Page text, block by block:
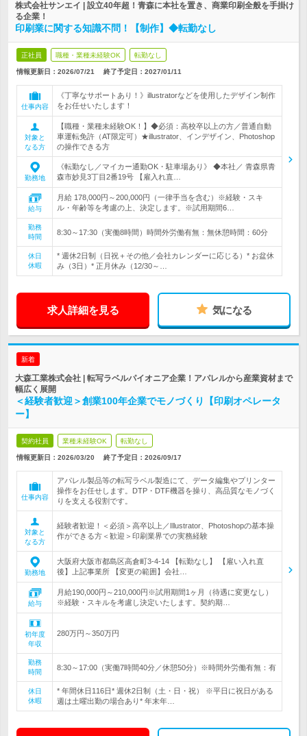
株式会社サンエイ | 設立40年超！青森に本社を置き、商業印刷全般を手掛け
る企業！
印刷業に関する知識不問！【制作】◆転勤なし
正社員 職種・業種未経験OK 転勤なし
情報更新日：2026/07/21 終了予定日： 2027/01/11
仕事内容
《丁寧なサポートあり！》illustratorなどを使用したデザイン制作
をお任せいたします！
対象と
なる方
【職種・業種未経験OK！】◆必須：高校卒以上の方／普通自動
車運転免許（AT限定可）★illustrator、インデザイン、Photoshop
の操作できる方
勤務地
《転勤なし／マイカー通勤OK・駐車場あり》 ◆本社／ 青森県青
森市妙見3丁目2番19号 【雇入れ直…
給与
月給 178,000円～200,000円（一律手当を含む）※経験・スキ
ル・年齢等を考慮の上、決定します。※試用期間6…
勤務
時間
8:30～17:30（実働8時間）時間外労働有無：無休憩時間：60分
休日
休暇
* 週休2日制（日祝＋その他／会社カレンダーに応じる）* お盆休
み（3日）* 正月休み（12/30～…
求人詳細を見る 気になる
新着
大森工業株式会社 | 転写ラベルパイオニア企業！アパレルから産業資材まで
幅広く展開
＜経験者歓迎＞創業100年企業でモノづくり【印刷オペレータ
ー】
契約社員 業種未経験OK 転勤なし
情報更新日：2026/03/20 終了予定日： 2026/09/17
仕事内容
アパレル製品等の転写ラベル製造にて、データ編集やプリンター
操作をお任せします。DTP・DTF機器を操り、高品質なモノづく
りを支える役割です。
対象と
なる方
経験者歓迎！＜必須＞高卒以上／Illustrator、Photoshopの基本操
作ができる方＜歓迎＞印刷業界での実務経験
勤務地
大阪府大阪市都島区高倉町3-4-14 【転勤なし】 【雇い入れ直
後】上記事業所 【変更の範囲】会社…
給与
月給190,000円～210,000円※試用期間1ヶ月（待遇に変更なし）
※経験・スキルを考慮し決定いたします。契約期…
初年度
年収
280万円～350万円
勤務
時間
8:30～17:00（実働7時間40分／休憩50分）※時間外労働有無：有
休日
休暇
* 年間休日116日* 週休2日制（土・日・祝） ※平日に祝日がある
週は土曜出勤の場合あり* 年末年…